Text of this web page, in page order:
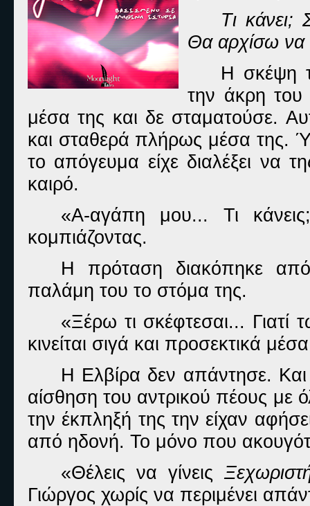
Τι κάνει;
Θα αρχίσω
Η σκέψη
την άκρη
μέσα της και δε σταματούσε.
και σταθερά πλήρως μέσα της.
το απόγευμα είχε διαλέξει να
καιρό.
«Α-αγάπη μου... Τι
κομπιάζοντας.
Η πρόταση διακόπηκε
παλάμη του το στόμα της.
«Ξέρω τι σκέφτεσαι... Γιατί
κινείται σιγά και προσεκτικά
Η Ελβίρα δεν απάντησε.
αίσθηση του αντρικού πέους με
την έκπληξή της την είχαν
από ηδονή. Το μόνο που
«Θέλεις να γίνεις
Γιώργος χωρίς να περιμένει